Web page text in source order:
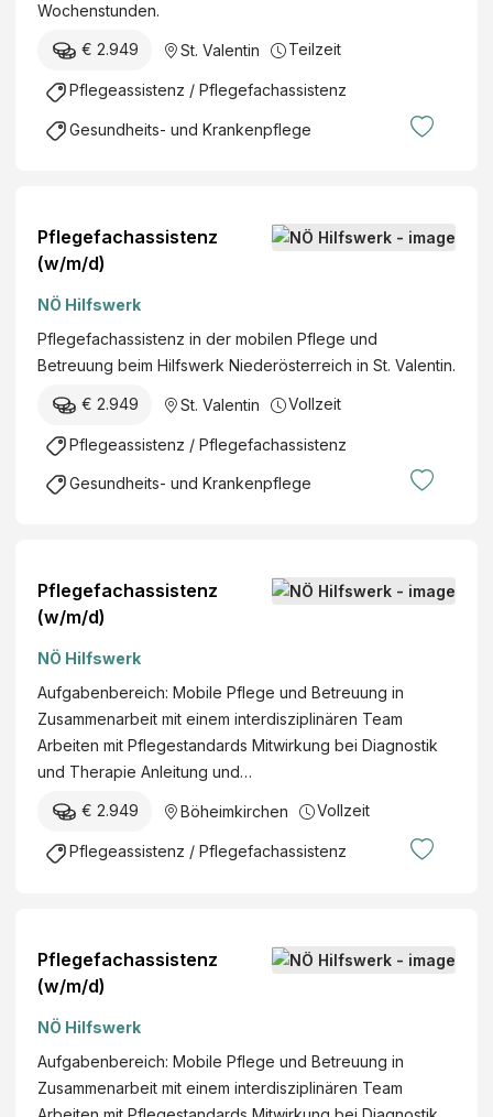
Wochenstunden.
€ 2.949 St. Valentin Teilzeit
Pflegeassistenz / Pflegefachassistenz
Gesundheits- und Krankenpflege
Pflegefachassistenz
(w/m/d)
NÖ Hilfswerk
Pflegefachassistenz in der mobilen Pflege und
Betreuung beim Hilfswerk Niederösterreich in St. Valentin.
€ 2.949 St. Valentin Vollzeit
Pflegeassistenz / Pflegefachassistenz
Gesundheits- und Krankenpflege
Pflegefachassistenz
(w/m/d)
NÖ Hilfswerk
Aufgabenbereich: Mobile Pflege und Betreuung in
Zusammenarbeit mit einem interdisziplinären Team
Arbeiten mit Pflegestandards Mitwirkung bei Diagnostik
und Therapie Anleitung und…
€ 2.949 Böheimkirchen Vollzeit
Pflegeassistenz / Pflegefachassistenz
Pflegefachassistenz
(w/m/d)
NÖ Hilfswerk
Aufgabenbereich: Mobile Pflege und Betreuung in
Zusammenarbeit mit einem interdisziplinären Team